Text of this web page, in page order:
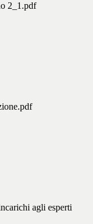
2_1.pdf
agli esperti